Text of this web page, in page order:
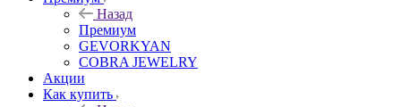
Назад
Премиум
GEVORKYAN
COBRA JEWELRY
Акции
Как купить